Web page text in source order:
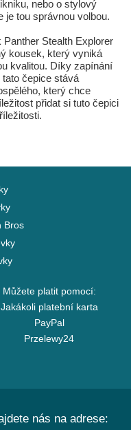
nebo o stylový
je tou správnou volbou.
Stealth Explorer
kousek, který vyniká
kvalitou. Díky zapínání
čepice stává
který chce
přidat si tuto čepici
Bros
Můžete platit pomocí:
Jakákoli platební karta
PayPal
Przelewy24
nás na adrese: